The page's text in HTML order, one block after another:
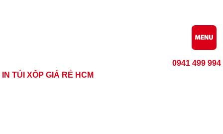
0941 499 994
IN TÚI XỐP GIÁ RẺ HCM